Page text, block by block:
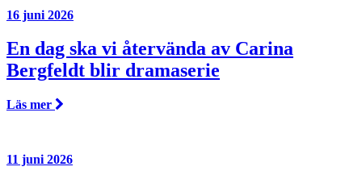
16 juni 2026
En dag ska vi återvända av Carina
Bergfeldt blir dramaserie
Läs mer
11 juni 2026